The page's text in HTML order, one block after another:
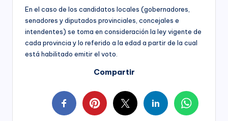
En el caso de los candidatos locales (gobernadores,
senadores y diputados provinciales, concejales e
intendentes) se toma en consideración la ley vigente de
cada provincia y lo referido a la edad a partir de la cual
está habilitado emitir el voto.
Compartir